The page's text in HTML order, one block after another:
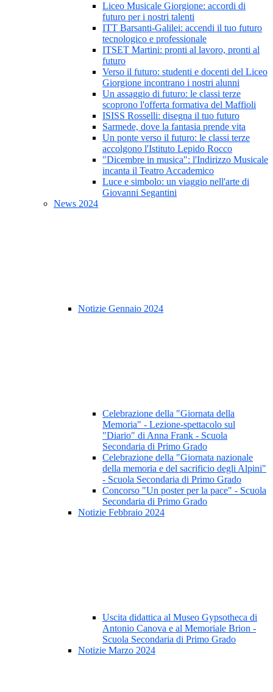
Liceo Musicale Giorgione: accordi di
futuro per i nostri talenti
ITT Barsanti-Galilei: accendi il tuo futuro
tecnologico e professionale
ITSET Martini: pronti al lavoro, pronti al
futuro
Verso il futuro: studenti e docenti del Liceo
Giorgione incontrano i nostri alunni
Un assaggio di futuro: le classi terze
scoprono l'offerta formativa del Maffioli
ISISS Rosselli: disegna il tuo futuro
Sarmede, dove la fantasia prende vita
Un ponte verso il futuro: le classi terze
accolgono l'Istituto Lepido Rocco
"Dicembre in musica": l'Indirizzo Musicale
incanta il Teatro Accademico
Luce e simbolo: un viaggio nell'arte di
Giovanni Segantini
News 2024
Notizie Gennaio 2024
Celebrazione della "Giornata della
Memoria" - Lezione-spettacolo sul
"Diario" di Anna Frank - Scuola
Secondaria di Primo Grado
Celebrazione della "Giornata nazionale
della memoria e del sacrificio degli Alpini"
- Scuola Secondaria di Primo Grado
Concorso "Un poster per la pace" - Scuola
Secondaria di Primo Grado
Notizie Febbraio 2024
Uscita didattica al Museo Gypsotheca di
Antonio Canova e al Memoriale Brion -
Scuola Secondaria di Primo Grado
Notizie Marzo 2024